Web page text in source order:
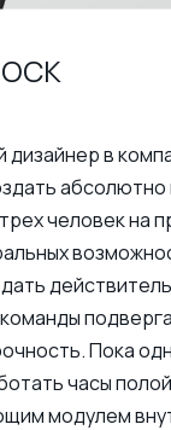
в
человек на
Пока
часы
модулем